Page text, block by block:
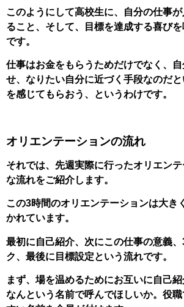
このようにして高校生に、自分の仕事
ること、そして、目標を達成する喜び
です。
仕事はお金をもらうためだけでなく、
せ、なりたい自分に近づく手段なのだ
を感じてもらおう、というわけです。
オリエンテーションの流れ
それでは、先週実際に行ったオリエン
な流れをご紹介します。
この3時間のオリエンテーションは大き
かれています。
最初に自己紹介、次にこの仕事の意義
ク、最後に目標設定という流れです。
まず、場を温めるためにお互いに自己紹
なんという名前で呼んでほしいか。役